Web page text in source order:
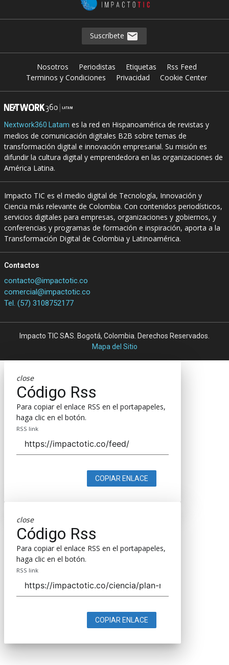
Suscríbete
Nosotros Periodistas Etiquetas
Rss Feed
Terminos y Condiciones
Privacidad Cookie Center
Nextwork360 Latam es la red en Hispanoamérica de revistas y
medios de comunicación digitales B2B sobre temas de
transformación digital e innovación empresarial. Su misión es
difundir la cultura digital y emprendedora en las organizaciones de
América Latina.
Impacto TIC es el medio digital de Tecnología, Innovación y
Ciencia más relevante de Colombia. Con contenidos periodísticos,
servicios digitales para empresas, organizaciones y gobiernos, y
conferencias y programas de formación e inspiración, aporta a la
Transformación Digital de Colombia y Latinoamérica.
Contactos
contacto@impactotic.co
comercial@impactotic.co
Tel. (57) 3108752177
Impacto TIC SAS. Bogotá, Colombia. Derechos Reservados.
Mapa del Sitio
close
Código Rss
Para copiar el enlace RSS en el portapapeles,
haga clic en el botón.
RSS link
COPIAR ENLACE
close
Código Rss
Para copiar el enlace RSS en el portapapeles,
haga clic en el botón.
RSS link
COPIAR ENLACE